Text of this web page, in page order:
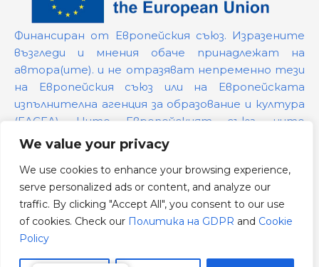
We value your privacy
We use cookies to enhance your browsing experience,
serve personalized ads or content, and analyze our
traffic. By clicking "Accept All", you consent to our use
of cookies. Check our Политика на GDPR and Cookie
Policy
Финансиран от Европейския съюз. Изразените
възгледи и мнения обаче принадлежат на
автора(ите). и не отразяват непременно тези
на Европейския съюз или на Европейската
изпълнителна агенция за образование и култура
(EACEA). Нито Европейският съюз, нито
предоставящият ги орган могат да бъдат
държани отговорни за тях.
Номер на проекта: 101139879
Политика на GDPR
Cookie Policy